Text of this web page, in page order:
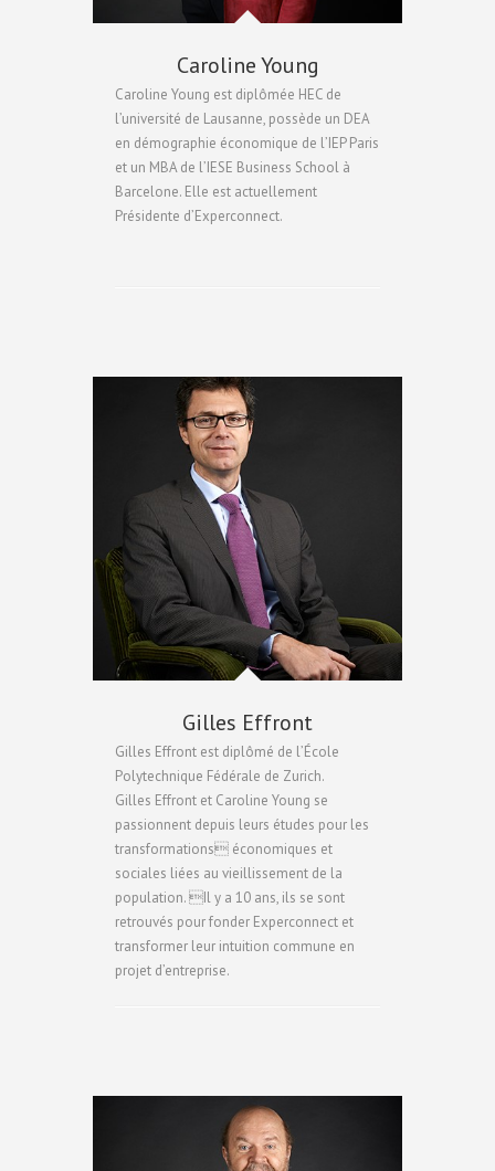
Caroline Young
Caroline Young est diplômée HEC de
l’université de Lausanne, possède un DEA
en démographie économique de l’IEP Paris
et un MBA de l’IESE Business School à
Barcelone. Elle est actuellement
Présidente d’Experconnect.
Gilles Effront
Gilles Effront est diplômé de l’École
Polytechnique Fédérale de Zurich.
Gilles Effront et Caroline Young se
passionnent depuis leurs études pour les
transformations économiques et
sociales liées au vieillissement de la
population. Il y a 10 ans, ils se sont
retrouvés pour fonder Experconnect et
transformer leur intuition commune en
projet d’entreprise.